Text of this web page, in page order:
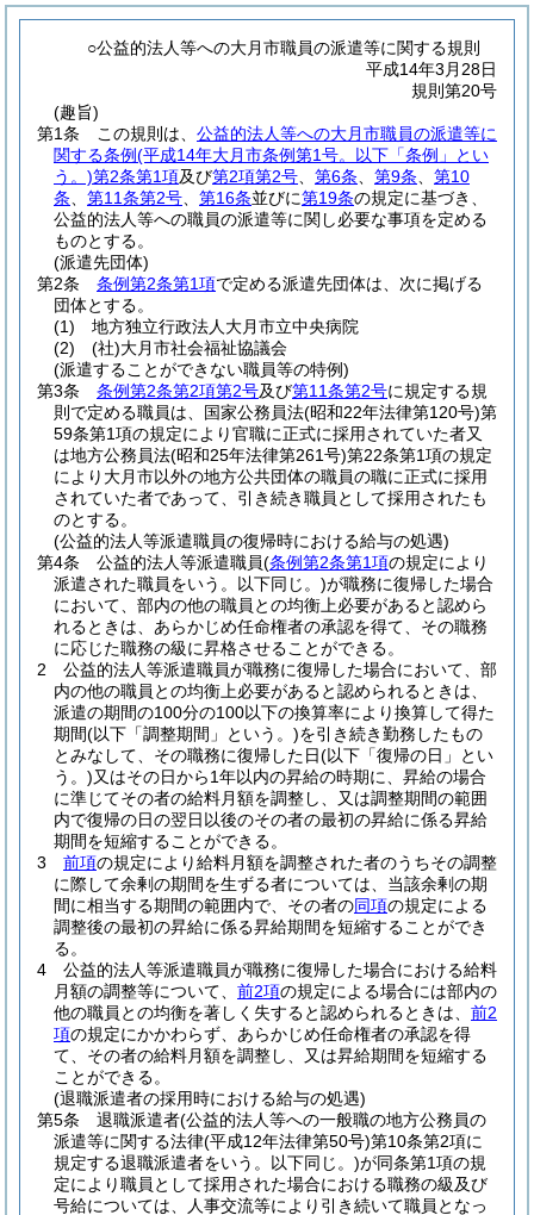
○公益的法人等への大月市職員の派遣等に関する規則
平成14年3月28日
規則第20号
(趣旨)
第1条
この規則は、 公益的法人等への大月市職員の派遣等に
関する条例(平成14年大月市条例第1号。以下「条例」とい
う。)第2条第1項及び第2項第2号 第6条 第9条
第10
条
第11条第2号 第16条並びに第19条の規定に基づき、
公益的法人等への職員の派遣等に関し必要な事項を定める
ものとする。
(派遣先団体)
第2条
条例第2条第1項で定める派遣先団体は、次に掲げる
団体とする。
(1)
地方独立行政法人大月市立中央病院
(2)
(社)大月市社会福祉協議会
(派遣することができない職員等の特例)
第3条
条例第2条第2項第2号及び第11条第2号に規定する規
則で定める職員は、国家公務員法(昭和22年法律第120号)第
59条第1項の規定により官職に正式に採用されていた者又
は地方公務員法(昭和25年法律第261号)第22条第1項の規定
により大月市以外の地方公共団体の職員の職に正式に採用
されていた者であって、引き続き職員として採用されたも
のとする。
(公益的法人等派遣職員の復帰時における給与の処遇)
第4条
公益的法人等派遣職員(条例第2条第1項の規定により
派遣された職員をいう。以下同じ。)が職務に復帰した場合
において、部内の他の職員との均衡上必要があると認めら
れるときは、あらかじめ任命権者の承認を得て、その職務
に応じた職務の級に昇格させることができる。
2
公益的法人等派遣職員が職務に復帰した場合において、部
内の他の職員との均衡上必要があると認められるときは、
派遣の期間の100分の100以下の換算率により換算して得た
期間(以下「調整期間」という。)を引き続き勤務したもの
とみなして、その職務に復帰した日(以下「復帰の日」とい
う。)又はその日から1年以内の昇給の時期に、昇給の場合
に準じてその者の給料月額を調整し、又は調整期間の範囲
内で復帰の日の翌日以後のその者の最初の昇給に係る昇給
期間を短縮することができる。
3
前項の規定により給料月額を調整された者のうちその調整
に際して余剰の期間を生ずる者については、当該余剰の期
間に相当する期間の範囲内で、その者の同項の規定による
調整後の最初の昇給に係る昇給期間を短縮することができ
る。
4
公益的法人等派遣職員が職務に復帰した場合における給料
月額の調整等について、 前2項の規定による場合には部内の
他の職員との均衡を著しく失すると認められるときは、 前2
項の規定にかかわらず、あらかじめ任命権者の承認を得
て、その者の給料月額を調整し、又は昇給期間を短縮する
ことができる。
(退職派遣者の採用時における給与の処遇)
第5条
退職派遣者(公益的法人等への一般職の地方公務員の
派遣等に関する法律(平成12年法律第50号)第10条第2項に
規定する退職派遣者をいう。以下同じ。)が同条第1項の規
定により職員として採用された場合における職務の級及び
号給については、人事交流等により引き続いて職員となっ